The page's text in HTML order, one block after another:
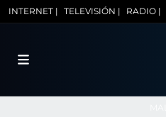
INTERNET | TELEVISIÓN | RADIO |